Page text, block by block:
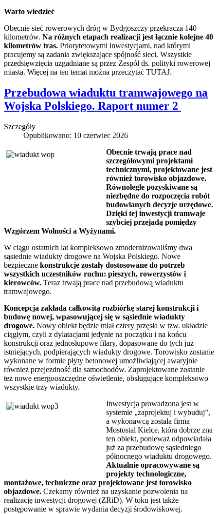
Warto wiedzieć
Obecnie sieć rowerowych dróg w Bydgoszczy przekracza 140
kilometrów. Na różnych etapach realizacji jest łącznie kolejne 40
kilometrów tras. Priorytetowymi inwestycjami, nad którymi
pracujemy są zadania zwiększające spójność sieci. Wszystkie
przedsięwzięcia uzgadniane są przez Zespół ds. polityki rowerowej
miasta. Więcej na ten temat można przeczytać TUTAJ.
Przebudowa wiaduktu tramwajowego na
Wojska Polskiego. Raport numer 2
Szczegóły
Opublikowano: 10 czerwiec 2026
Obecnie trwają prace nad
szczegółowymi projektami
technicznymi, projektowane jest
również torowisko objazdowe.
Równolegle pozyskiwane są
niezbędne do rozpoczęcia robót
budowlanych decyzje urzędowe.
Dzięki tej inwestycji tramwaje
szybciej przejadą pomiędzy
Wzgórzem Wolności a Wyżynami.
W ciągu ostatnich lat kompleksowo zmodernizowaliśmy dwa
sąsiednie wiadukty drogowe na Wojska Polskiego. Nowe
bezpieczne konstrukcje zostały dostosowane do potrzeb
wszystkich uczestników ruchu: pieszych, rowerzystów i
kierowców. Teraz trwają prace nad przebudową wiaduktu
tramwajowego.
Koncepcja zakłada całkowitą rozbiórkę starej konstrukcji i
budowę nowej, wpasowującej się w sąsiednie wiadukty
drogowe. Nowy obiekt będzie miał cztery przęsła w tzw. układzie
ciągłym, czyli z dylatacjami jedynie na początku i na końcu
konstrukcji oraz jednosłupowe filary, dopasowane do tych już
istniejących, podpierających wiadukty drogowe. Torowisko zostanie
wykonane w formie płyty betonowej umożliwiającej awaryjnie
również przejezdność dla samochodów. Zaprojektowane zostanie
też nowe energooszczędne oświetlenie, obsługujące kompleksowo
wszystkie trzy wiadukty.
Inwestycja prowadzona jest w
systemie „zaprojektuj i wybuduj”,
a wykonawcą została firma
Mostostal Kielce, która dobrze zna
ten obiekt, ponieważ odpowiadała
już za przebudowę sąsiedniego
północnego wiaduktu drogowego.
Aktualnie opracowywane są
projekty technologiczne,
montażowe, techniczne oraz projektowane jest torowisko
objazdowe. Czekamy również na uzyskanie pozwolenia na
realizację inwestycji drogowej (ZRiD). W toku jest także
postępowanie w sprawie wydania decyzji środowiskowej.